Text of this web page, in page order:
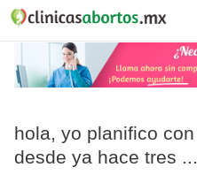
hola, yo planifico
desde ya hace tres ...